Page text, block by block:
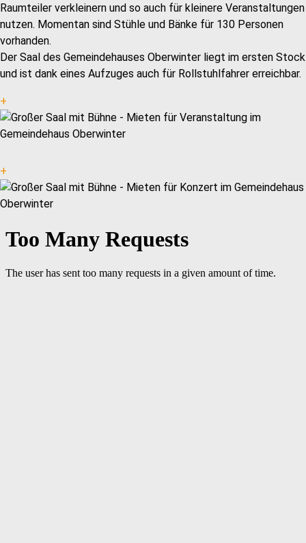
Raumteiler verkleinern und so auch für kleinere Veranstaltungen
nutzen. Momentan sind Stühle und Bänke für 130 Personen
vorhanden.
Der Saal des Gemeindehauses Oberwinter liegt im ersten Stock
und ist dank eines Aufzuges auch für Rollstuhlfahrer erreichbar.
+
+